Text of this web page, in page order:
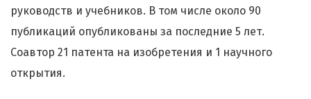
руководств и учебников. В том числе около 90
публикаций опубликованы за последние 5 лет.
Соавтор 21 патента на изобретения и 1 научного
открытия.